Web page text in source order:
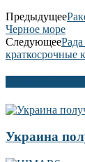
Предыдущее
Черное море
Следующее
краткосрочные
Украина